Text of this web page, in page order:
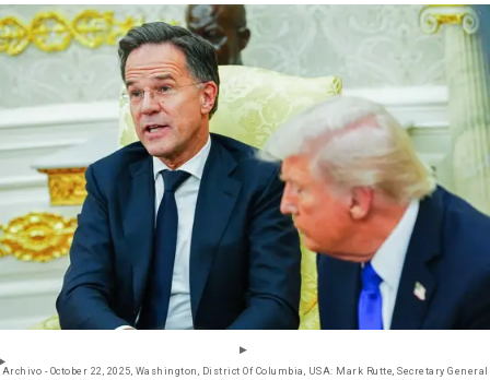
Archivo - October 22, 2025, Washington, District Of Columbia, USA: Mark Rutte, Secretary General